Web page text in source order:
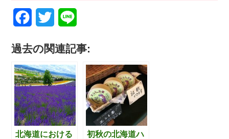
c
e
b
o
o
i
t
t
e
r
n
過去の関連記事:
北海道における
初秋の北海道ハ